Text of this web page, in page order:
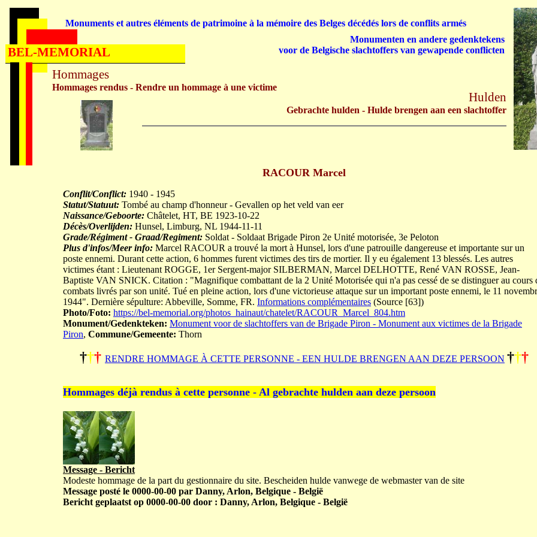
RACOUR Marcel
Conflit/Conflict: 1940 - 1945
Statut/Statuut: Tombé au champ d'honneur - Gevallen op het veld van eer
Naissance/Geboorte: Châtelet, HT, BE 1923-10-22
Décès/Overlijden: Hunsel, Limburg, NL 1944-11-11
Grade/Régiment - Graad/Regiment: Soldat - Soldaat Brigade Piron 2e Unité motorisée, 3e Peloton
Plus d'infos/Meer info: Marcel RACOUR a trouvé la mort à Hunsel, lors d'une patrouille dangereuse et importante sur un
poste ennemi. Durant cette action, 6 hommes furent victimes des tirs de mortier. Il y eu également 13 blessés. Les autres
victimes étant : Lieutenant ROGGE, 1er Sergent-major SILBERMAN, Marcel DELHOTTE, René VAN ROSSE, Jean-
Baptiste VAN SNICK. Citation : "Magnifique combattant de la 2 Unité Motorisée qui n'a pas cessé de se distinguer au cours
combats livrés par son unité. Tué en pleine action, lors d'une victorieuse attaque sur un important poste ennemi, le 11
1944". Dernière sépulture: Abbeville, Somme, FR. Informations complémentaires (Source [63])
Photo/Foto: https://bel-memorial.org/photos_hainaut/chatelet/RACOUR_Marcel_804.htm
Monument/Gedenkteken: Monument voor de slachtoffers van de Brigade Piron - Monument aux victimes de la Brigade
Piron, Commune/Gemeente: Thorn
††† RENDRE HOMMAGE À CETTE PERSONNE - EEN HULDE BRENGEN AAN DEZE PERSOON †††
Hommages déjà rendus à cette personne - Al gebrachte hulden aan deze persoon
Message - Bericht
Modeste hommage de la part du gestionnaire du site. Bescheiden hulde vanwege de webmaster van de site
Message posté le 0000-00-00 par Danny, Arlon, Belgique - België
Bericht geplaatst op 0000-00-00 door : Danny, Arlon, Belgique - België
Hommages
Hommages rendus - Rendre un hommage à une victime
Hulden
Gebrachte hulden - Hulde brengen aan een slachtoffer
Monuments et autres éléments de patrimoine à la mémoire des Belges décédés lors de conflits armés
Monumenten en andere gedenktekens
voor de Belgische slachtoffers van gewapende conflicten
BEL-MEMORIAL